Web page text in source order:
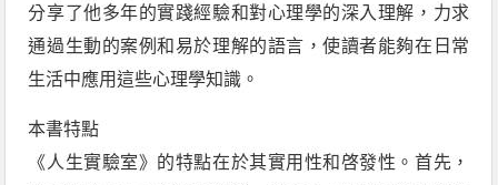
分享了他多年的實踐經驗和對心理學的深入理解，力求
通過生動的案例和易於理解的語言，使讀者能夠在日常
生活中應用這些心理學知識。
本書特點
《人生實驗室》的特點在於其實用性和啓發性。首先，